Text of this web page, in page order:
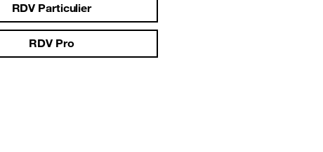
RDV Particulier
RDV Pro